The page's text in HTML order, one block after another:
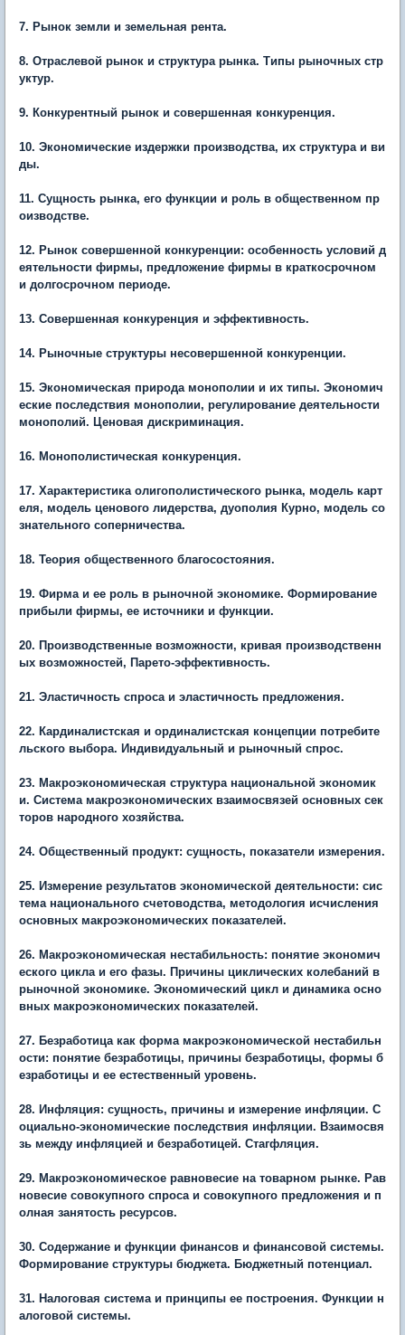
7. Рынок земли и земельная рента.
8. Отраслевой рынок и структура рынка. Типы рыночных стр
уктур.
9. Конкурентный рынок и совершенная конкуренция.
10. Экономические издержки производства, их структура и ви
ды.
11. Сущность рынка, его функции и роль в общественном пр
оизводстве.
12. Рынок совершенной конкуренции: особенность условий д
еятельности фирмы, предложение фирмы в краткосрочном
и долгосрочном периоде.
13. Совершенная конкуренция и эффективность.
14. Рыночные структуры несовершенной конкуренции.
15. Экономическая природа монополии и их типы. Экономич
еские последствия монополии, регулирование деятельности
монополий. Ценовая дискриминация.
16. Монополистическая конкуренция.
17. Характеристика олигополистического рынка, модель карт
еля, модель ценового лидерства, дуополия Курно, модель со
знательного соперничества.
18. Теория общественного благосостояния.
19. Фирма и ее роль в рыночной экономике. Формирование
прибыли фирмы, ее источники и функции.
20. Производственные возможности, кривая производственн
ых возможностей, Парето-эффективность.
21. Эластичность спроса и эластичность предложения.
22. Кардиналистская и ординалистская концепции потребите
льского выбора. Индивидуальный и рыночный спрос.
23. Макроэкономическая структура национальной экономик
и. Система макроэкономических взаимосвязей основных сек
торов народного хозяйства.
24. Общественный продукт: сущность, показатели измерения.
25. Измерение результатов экономической деятельности: сис
тема национального счетоводства, методология исчисления
основных макроэкономических показателей.
26. Макроэкономическая нестабильность: понятие экономич
еского цикла и его фазы. Причины циклических колебаний в
рыночной экономике. Экономический цикл и динамика осно
вных макроэкономических показателей.
27. Безработица как форма макроэкономической нестабильн
ости: понятие безработицы, причины безработицы, формы б
езработицы и ее естественный уровень.
28. Инфляция: сущность, причины и измерение инфляции. С
оциально-экономические последствия инфляции. Взаимосвя
зь между инфляцией и безработицей. Стагфляция.
29. Макроэкономическое равновесие на товарном рынке. Рав
новесие совокупного спроса и совокупного предложения и п
олная занятость ресурсов.
30. Содержание и функции финансов и финансовой системы.
Формирование структуры бюджета. Бюджетный потенциал.
31. Налоговая система и принципы ее построения. Функции н
алоговой системы.